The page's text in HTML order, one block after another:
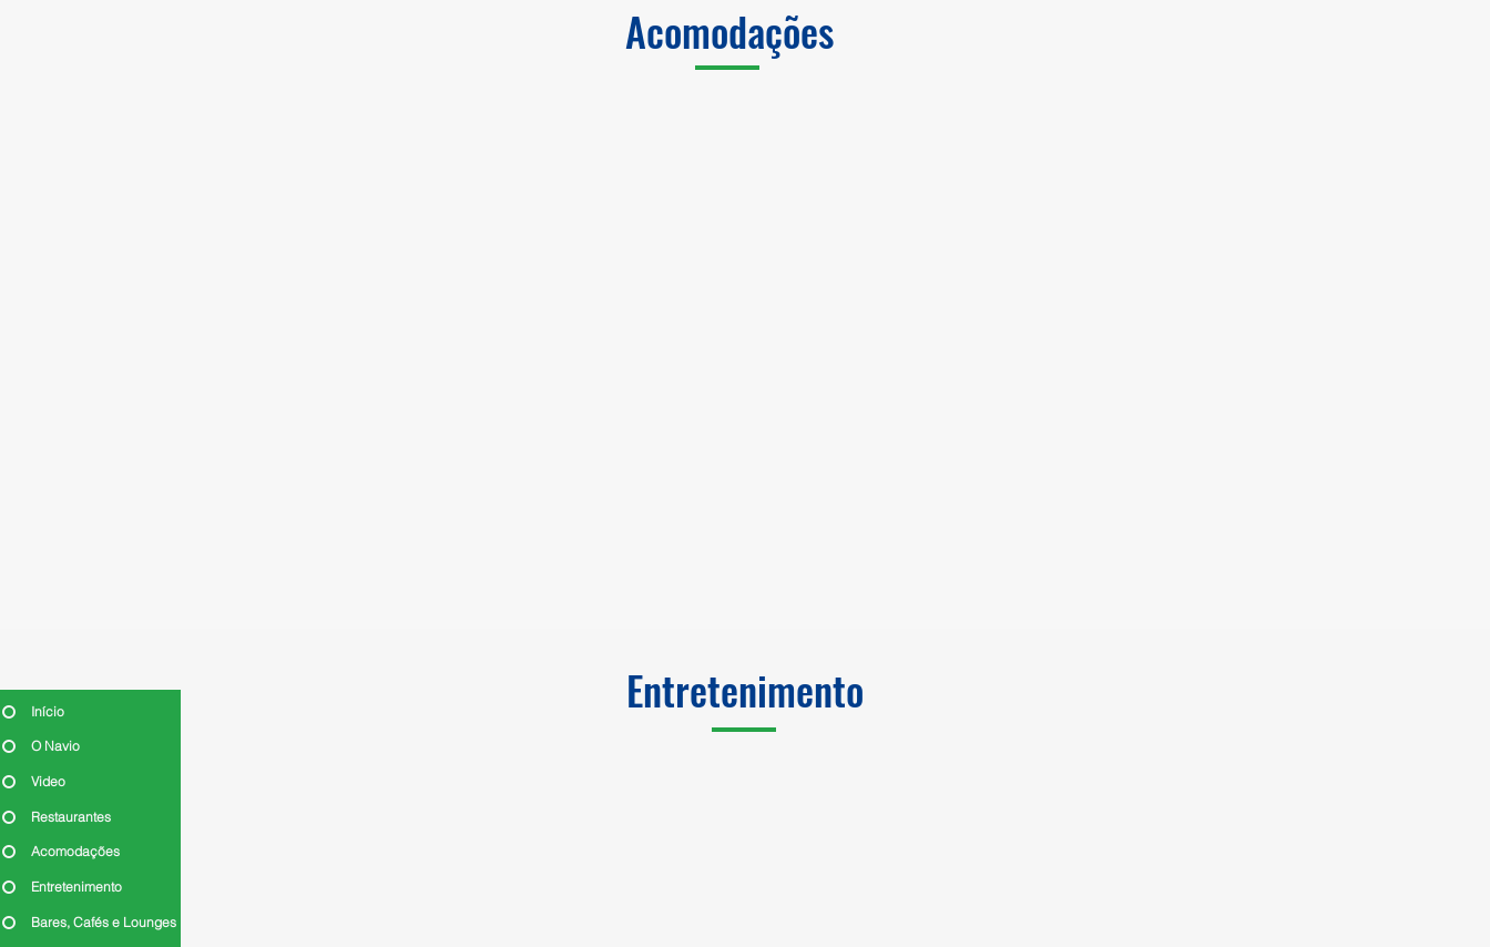
Início
O Navio
Video
Restaurantes
Acomodações
Entretenimento
Bares, Cafés e Lounges
Acomodações
Entretenimento